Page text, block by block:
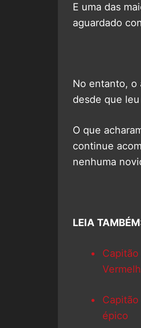
E uma das
aguardado
No entanto, o
desde que
O que
continue
nenhuma
LEIA
épico